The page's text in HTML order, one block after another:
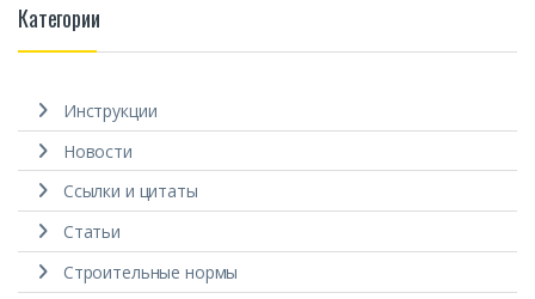
Категории
Инструкции
Новости
Ссылки и цитаты
Статьи
Строительные нормы